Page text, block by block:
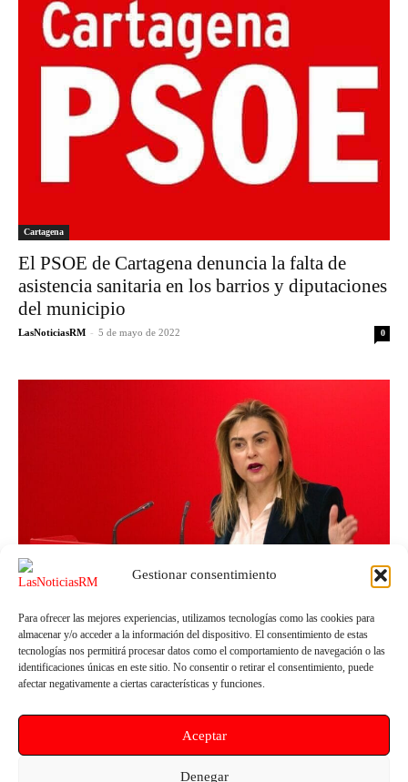
Gestionar consentimiento
Para ofrecer las mejores experiencias, utilizamos tecnologías como las cookies para
almacenar y/o acceder a la información del dispositivo. El consentimiento de estas
tecnologías nos permitirá procesar datos como el comportamiento de navegación o las
identificaciones únicas en este sitio. No consentir o retirar el consentimiento, puede
afectar negativamente a ciertas características y funciones.
Aceptar
Denegar
Cartagena
El PSOE de Cartagena denuncia la falta de
asistencia sanitaria en los barrios y diputaciones
del municipio
LasNoticiasRM - 5 de mayo de 2022 0
Cartagena
Carmina Fernández denuncia la vergonzosa e
indecente campaña de la CARM, amparada por
el Ayuntamiento de Cartagena, que miente a los
ciudadanos sobre el Mar Menor